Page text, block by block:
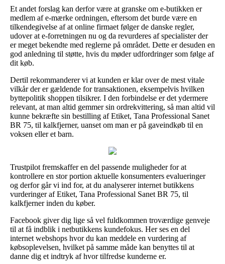
Et andet forslag kan derfor være at granske om e-butikken er
medlem af e-mærke ordningen, eftersom det burde være en
tilkendegivelse af at online firmaet følger de danske regler,
udover at e-forretningen nu og da revurderes af specialister der
er meget bekendte med reglerne på området. Dette er desuden en
god anledning til støtte, hvis du møder udfordringer som følge af
dit køb.
Dertil rekommanderer vi at kunden er klar over de mest vitale
vilkår der er gældende for transaktionen, eksempelvis hvilken
byttepolitik shoppen tilsikrer. I den forbindelse er det ydermere
relevant, at man altid gemmer sin ordrekvittering, så man altid vil
kunne bekræfte sin bestilling af Etiket, Tana Professional Sanet
BR 75, til kalkfjerner, uanset om man er på gaveindkøb til en
voksen eller et barn.
Trustpilot fremskaffer en del passende muligheder for at
kontrollere en stor portion aktuelle konsumenters evalueringer
og derfor går vi ind for, at du analyserer internet butikkens
vurderinger af Etiket, Tana Professional Sanet BR 75, til
kalkfjerner inden du køber.
Facebook giver dig lige så vel fuldkommen troværdige genveje
til at få indblik i netbutikkens kundefokus. Her ses en del
internet webshops hvor du kan meddele en vurdering af
købsoplevelsen, hvilket på samme måde kan benyttes til at
danne dig et indtryk af hvor tilfredse kunderne er.